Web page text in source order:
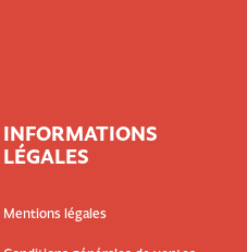
INFORMATIONS
LÉGALES
Mentions légales